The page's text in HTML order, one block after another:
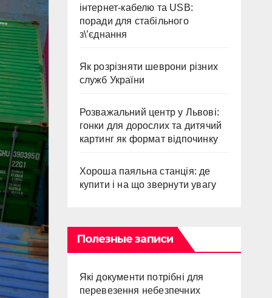
інтернет-кабелю та USB:
поради для стабільного
з\’єднання
Як розрізняти шеврони різних
служб України
Розважальний центр у Львові:
гонки для дорослих та дитячий
картинг як формат відпочинку
Хороша паяльна станція: де
купити і на що звернути увагу
Полезные записи
Які документи потрібні для
перевезення небезпечних